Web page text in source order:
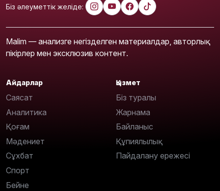
Біз әлеуметтік желіде:
Malim — анализге негізделген материалдар, авторлық
пікірлер мен эксклюзив контент.
Айдарлар
Саясат
Аналитика
Қоғам
Мәдениет
Сұхбат
Спорт
Бейне
Қызмет
Біз туралы
Жарнама
Байланыс
Құпиялылық
Пайдалану ережесі